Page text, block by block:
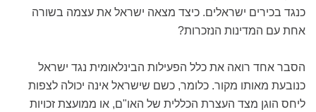
כנגד בכירים ישראלים. כיצד מצאה ישראל את עצמה בשורה
אחת עם המדינות הנזכרות?
הסבר אחד רואה את כלל הפעילות הבינלאומית נגד ישראל
כנובעת מאותו מקור. כלומר, כשם שישראל אינה יכולה לצפות
ליחס הוגן מצד העצרת הכללית של האו"ם, או ממועצת זכויות